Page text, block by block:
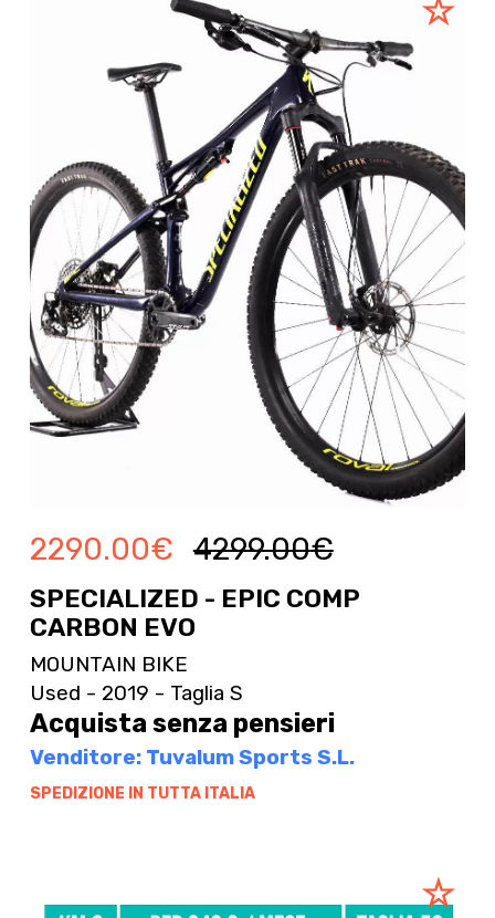
2290.00€ 4299.00€
SPECIALIZED - EPIC COMP
CARBON EVO
MOUNTAIN BIKE
Used - 2019 - Taglia S
Acquista senza pensieri
Venditore: Tuvalum Sports S.L.
SPEDIZIONE IN TUTTA ITALIA